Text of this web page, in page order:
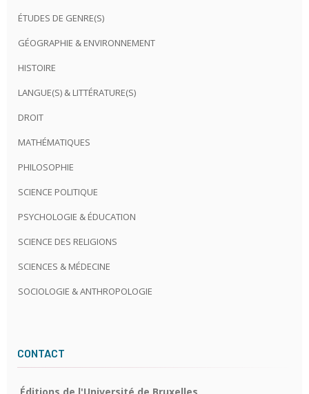
ÉTUDES DE GENRE(S)
GÉOGRAPHIE & ENVIRONNEMENT
HISTOIRE
LANGUE(S) & LITTÉRATURE(S)
DROIT
MATHÉMATIQUES
PHILOSOPHIE
SCIENCE POLITIQUE
PSYCHOLOGIE & ÉDUCATION
SCIENCE DES RELIGIONS
SCIENCES & MÉDECINE
SOCIOLOGIE & ANTHROPOLOGIE
CONTACT